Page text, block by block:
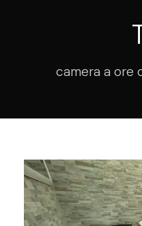
camera a ore